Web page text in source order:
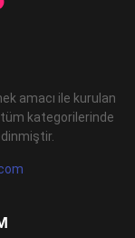
amacı ile kurulan
kategorilerinde